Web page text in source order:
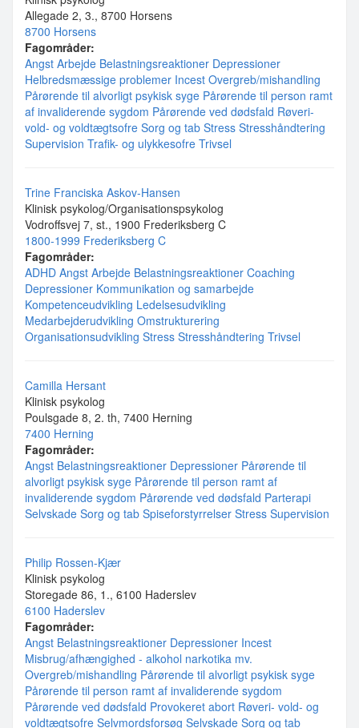
Allegade 2, 3., 8700 Horsens
8700 Horsens
Fagområder:
Angst Arbejde Belastningsreaktioner Depressioner
Helbredsmæssige problemer Incest Overgreb/mishandling
Pårørende til alvorligt psykisk syge Pårørende til person ramt
af invaliderende sygdom Pårørende ved dødsfald Røveri-
vold- og voldtægtsofre Sorg og tab Stress Stresshåndtering
Supervision Trafik- og ulykkesofre Trivsel
Trine Franciska Askov-Hansen
Klinisk psykolog/Organisationspsykolog
Vodroffsvej 7, st., 1900 Frederiksberg C
1800-1999 Frederiksberg C
Fagområder:
ADHD Angst Arbejde Belastningsreaktioner Coaching
Depressioner Kommunikation og samarbejde
Kompetenceudvikling Ledelsesudvikling
Medarbejderudvikling Omstrukturering
Organisationsudvikling Stress Stresshåndtering Trivsel
Camilla Hersant
Klinisk psykolog
Poulsgade 8, 2. th, 7400 Herning
7400 Herning
Fagområder:
Angst Belastningsreaktioner Depressioner Pårørende til
alvorligt psykisk syge Pårørende til person ramt af
invaliderende sygdom Pårørende ved dødsfald Parterapi
Selvskade Sorg og tab Spiseforstyrrelser Stress Supervision
Philip Rossen-Kjær
Klinisk psykolog
Storegade 86, 1., 6100 Haderslev
6100 Haderslev
Fagområder:
Angst Belastningsreaktioner Depressioner Incest
Misbrug/afhængighed - alkohol narkotika mv.
Overgreb/mishandling Pårørende til alvorligt psykisk syge
Pårørende til person ramt af invaliderende sygdom
Pårørende ved dødsfald Provokeret abort Røveri- vold- og
voldtægtsofre Selvmordsforsøg Selvskade Sorg og tab